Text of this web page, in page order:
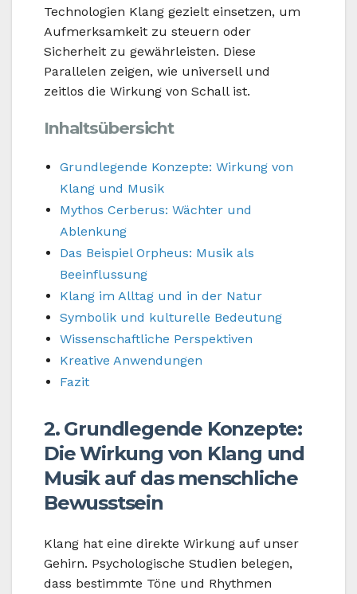
Technologien Klang gezielt einsetzen, um
Aufmerksamkeit zu steuern oder
Sicherheit zu gewährleisten. Diese
Parallelen zeigen, wie universell und
zeitlos die Wirkung von Schall ist.
Inhaltsübersicht
Grundlegende Konzepte: Wirkung von
Klang und Musik
Mythos Cerberus: Wächter und
Ablenkung
Das Beispiel Orpheus: Musik als
Beeinflussung
Klang im Alltag und in der Natur
Symbolik und kulturelle Bedeutung
Wissenschaftliche Perspektiven
Kreative Anwendungen
Fazit
2. Grundlegende Konzepte:
Die Wirkung von Klang und
Musik auf das menschliche
Bewusstsein
Klang hat eine direkte Wirkung auf unser
Gehirn. Psychologische Studien belegen,
dass bestimmte Töne und Rhythmen